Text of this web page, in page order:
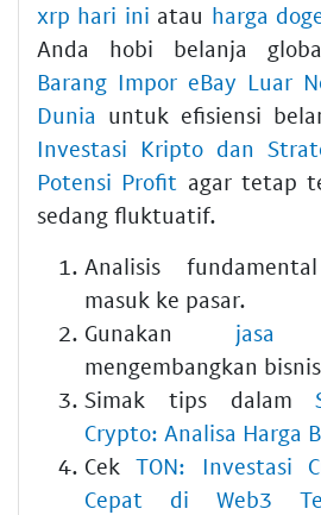
xrp hari ini atau harga
Anda hobi belanja
Barang Impor eBay Luar
Dunia untuk efisiensi
Investasi Kripto dan
Potensi Profit agar tetap
sedang fluktuatif.
Analisis
masuk ke pasar.
Gunakan jasa
mengembangkan
Simak tips dalam
Crypto: Analisa Harga
CekTON: Investasi
Cepat di Web3